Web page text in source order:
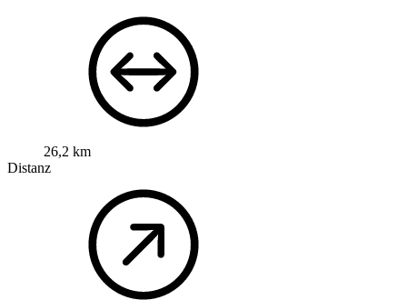
26,2 km
Distanz